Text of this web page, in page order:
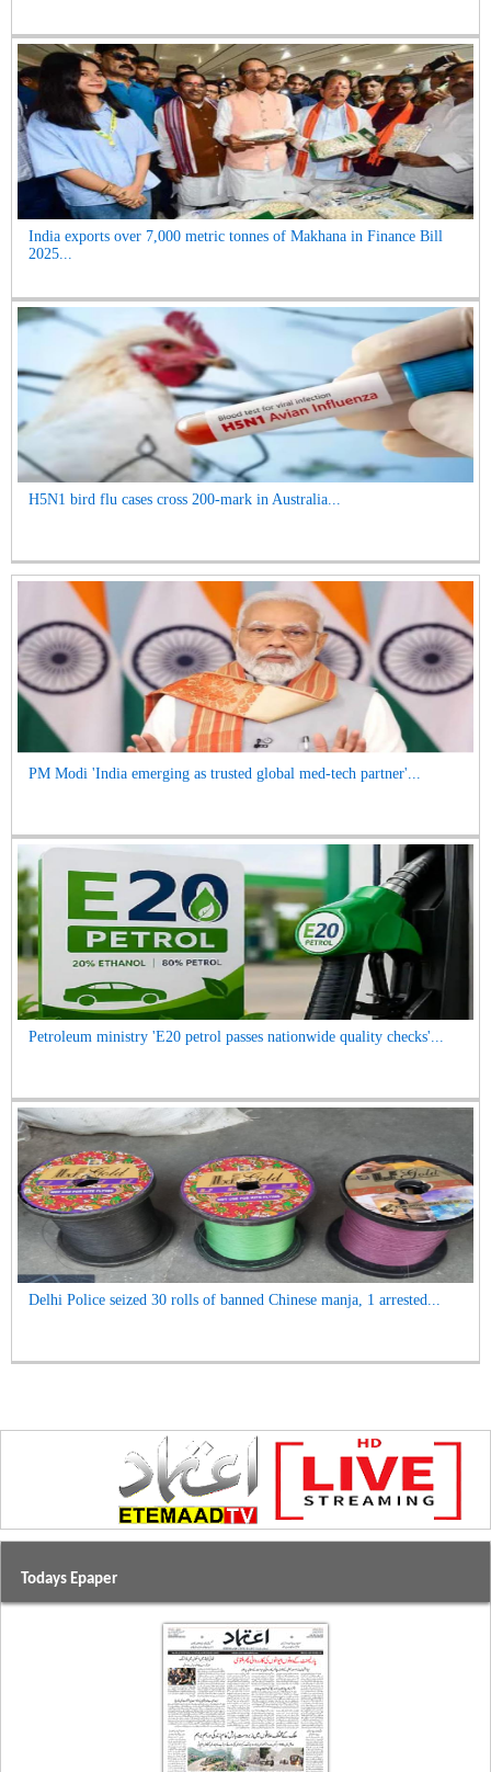
India exports over 7,000 metric tonnes of Makhana in Finance Bill
2025...
H5N1 bird flu cases cross 200-mark in Australia...
PM Modi 'India emerging as trusted global med-tech partner'...
Petroleum ministry 'E20 petrol passes nationwide quality checks'...
Delhi Police seized 30 rolls of banned Chinese manja, 1 arrested...
Todays Epaper